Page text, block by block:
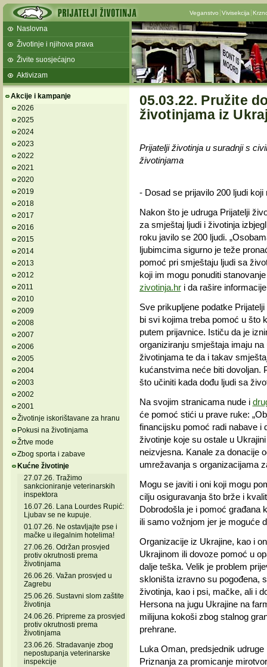
Veganstvo Vivisekcija
Naslovna
Životinje i njihova prava
Živite suosjećajno
Aktivizam
Akcije i kampanje
2026
2025
2024
2023
2022
2021
2020
2019
2018
2017
2016
2015
2014
2013
2012
2011
2010
2009
2008
2007
2006
2005
2004
2003
2002
2001
Životinje iskorištavane za hranu
Pokusi na životinjama
Žrtve mode
Zbog sporta i zabave
Kućne životinje
27.07.26. Tražimo
sankcioniranje veterinarskih
inspektora
16.07.26. Lana Lourdes Rupić:
Ljubav se ne kupuje.
01.07.26. Ne ostavljajte pse i
mačke u ilegalnim hotelima!
27.06.26. Održan prosvjed
protiv okrutnosti prema
životinjama
26.06.26. Važan prosvjed u
Zagrebu
25.06.26. Sustavni slom zaštite
životinja
24.06.26. Pripreme za prosvjed
protiv okrutnosti prema
životinjama
23.06.26. Stradavanje zbog
nepostupanja veterinarske
inspekcije
05.03.22. Pružite
životinjama iz
Prijatelji životinja u suradnji s
životinjama
- Dosad se prijavilo 200 ljudi
Nakon što je udruga Prijatelji
za smještaj ljudi i životinja
roku javilo se 200 ljudi.
ljubimcima sigurno je teže
pomoć pri smještaju ljudi sa
koji im mogu ponuditi
zivotinja.hri da rašire
Sve prikupljene podatke
bi svi kojima treba pomoć u što
putem prijavnice. Ističu da je
organiziranju smještaja imaju
životinjama te da i takav
kućanstvima neće biti dovoljan.
što učiniti kada dođu ljudi sa
Na svojim stranicama nude i
će pomoć stići u prave ruke:
financijsku pomoć radi nabave i
životinje koje su ostale u
neizvjesna. Kanale za donacije
umrežavanja s organizacijama
Mogu se javiti i oni koji mogu
cilju osiguravanja što brže i
Dobrodošla je i pomoć građana
ili samo vožnjom jer je moguće
Organizacije iz Ukrajine, kao i
Ukrajinom ili dovoze pomoć u
dalje teška. Velik je problem
skloništa izravno su pogođena,
životinja, kao i psi, mačke, ali i
Hersona na jugu Ukrajine na
milijuna kokoši zbog stalnog
prehrane.
Luka Oman, predsjednik
Priznanja za promicanje